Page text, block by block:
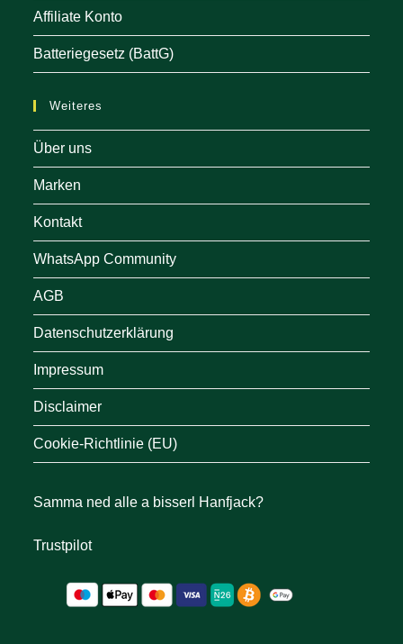
Affiliate Konto
Batteriegesetz (BattG)
Weiteres
Über uns
Marken
Kontakt
WhatsApp Community
AGB
Datenschutzerklärung
Impressum
Disclaimer
Cookie-Richtlinie (EU)
Samma ned alle a bisserl Hanfjack?
Trustpilot